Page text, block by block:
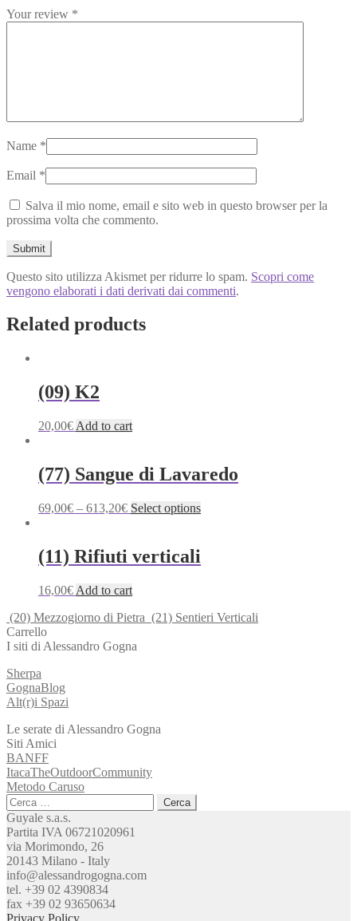
Your review *
Name *
Email *
Salva il mio nome, email e sito web in questo browser per la
prossima volta che commento.
Questo sito utilizza Akismet per ridurre lo spam. Scopri come
vengono elaborati i dati derivati dai commenti.
Related products
(09) K2
20,00€ Add to cart
(77) Sangue di Lavaredo
69,00€ – 613,20€ Select optionsThis
variants.
be
(11) Rifiuti verticali
16,00€ Add to cart
(20) Mezzogiorno di Pietra (21) Sentieri Verticali
Carrello
I siti di Alessandro Gogna
Sherpa
GognaBlog
Alt(r)i Spazi
Le serate di Alessandro Gogna
Siti Amici
BANFF
ItacaTheOutdoorCommunity
Metodo Caruso
Ricerca
per:
Guyale s.a.s.
Partita IVA 06721020961
via Morimondo, 26
20143 Milano - Italy
info@alessandrogogna.com
tel. +39 02 4390834
fax +39 02 93650634
Privacy Policy